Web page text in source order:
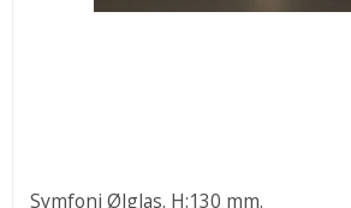
Symfoni Ølglas. H:130 mm.